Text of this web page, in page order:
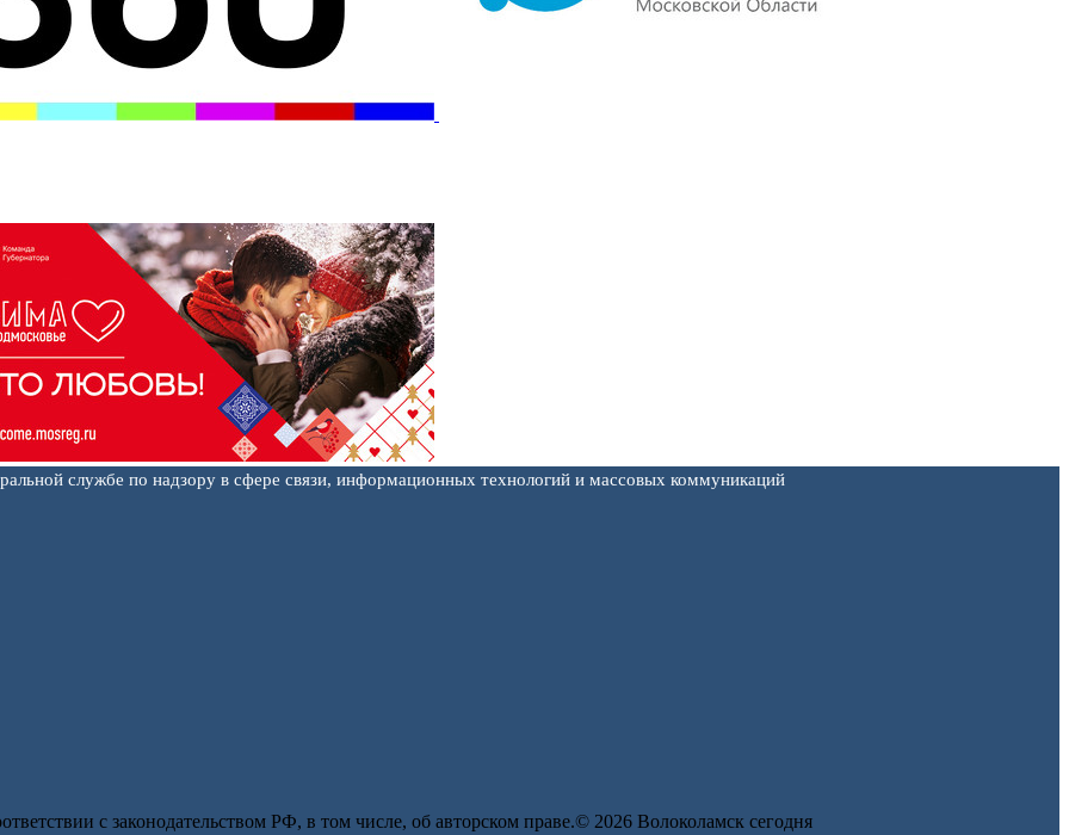
службе по надзору в сфере связи, информационных технологий и массовых коммуникаций
с законодательством РФ, в том числе, об авторском праве.© 2026 Волоколамск сегодня